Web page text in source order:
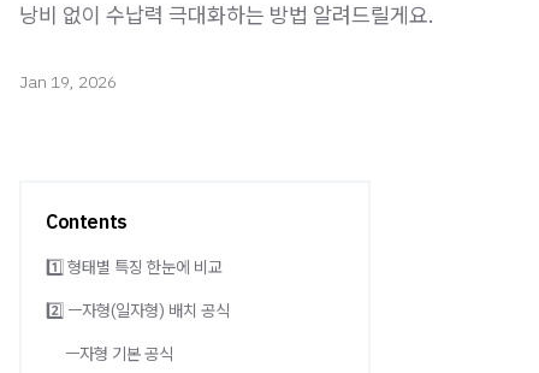
낭비 없이 수납력 극대화하는 방법 알려드릴게요.
Jan 19, 2026
Contents
1️⃣ 형태별 특징 한눈에 비교
2️⃣ ㅡ자형(일자형) 배치 공식
ㅡ자형 기본 공식